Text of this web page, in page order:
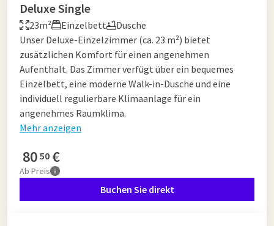
Deluxe Single
23m² Einzelbett
Dusche
Unser Deluxe-Einzelzimmer (ca. 23 m²) bietet
zusätzlichen Komfort für einen angenehmen
Aufenthalt. Das Zimmer verfügt über ein bequemes
Einzelbett, eine moderne Walk-in-Dusche und eine
individuell regulierbare Klimaanlage für ein
angenehmes Raumklima.
Mehr anzeigen
80 50 €
Ab Preis
Buchen Sie direkt